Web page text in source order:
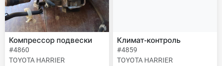
Компрессор подвески
#4860
TOYOTA HARRIER
Климат-контроль
#4859
TOYOTA HARRIER